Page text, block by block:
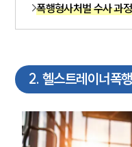
폭행형사처벌 수사 과
2. 헬스트레이너폭